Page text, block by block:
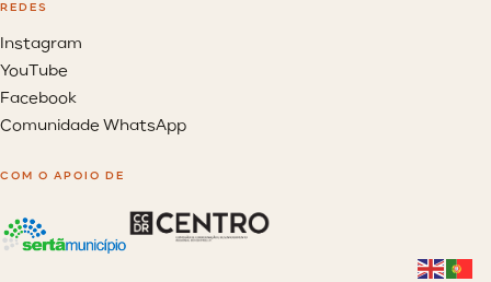
REDES
Instagram
YouTube
Facebook
Comunidade WhatsApp
COM O APOIO DE